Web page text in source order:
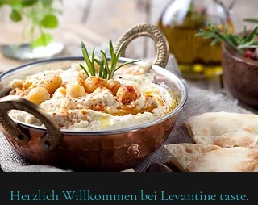
Herzlich Willkommen bei Levantine taste.